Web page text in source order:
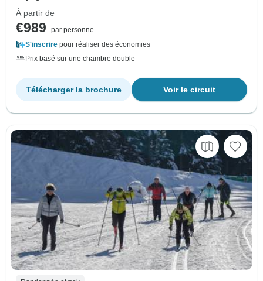
À partir de
€989
par personne
S'inscrire pour réaliser des économies
Prix basé sur une chambre double
Voir le circuit
Télécharger la brochure